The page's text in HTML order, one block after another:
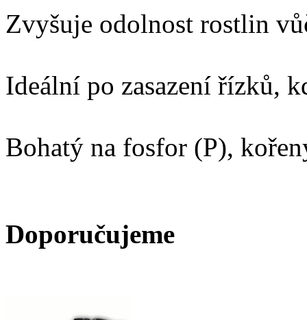
Zvyšuje odolnost rostlin
Ideální po zasazení řízků,
Bohatý na fosfor (P),
Doporučujeme